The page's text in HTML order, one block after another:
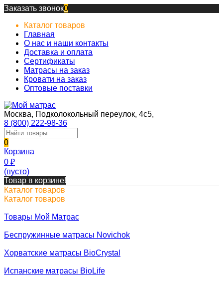
Заказать звонок0
Каталог товаров
Главная
О нас и наши контакты
Доставка и оплата
Сертификаты
Матрасы на заказ
Кровати на заказ
Оптовые поставки
Москва, Подколокольный переулок, 4с5,
8 (800) 222-98-36
0
Корзина
0 ₽
(пусто)
Товар в корзине!
Каталог товаров
Каталог товаров
Товары Мой Матрас
Беспружинные матрасы Novichok
Хорватские матрасы BioCrystal
Испанские матрасы BioLife